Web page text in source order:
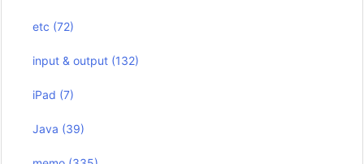
etc (72)
input & output (132)
iPad (7)
Java (39)